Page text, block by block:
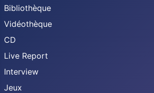
Bibliothèque
Vidéothèque
CD
Live Report
Interview
Jeux